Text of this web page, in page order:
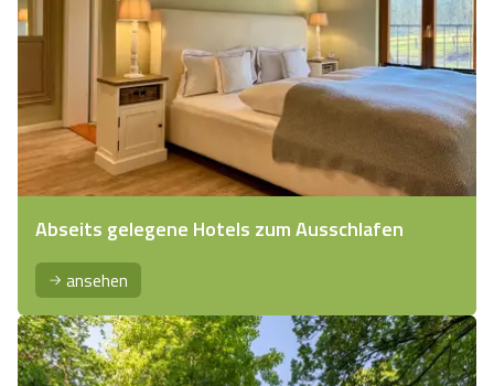
Abseits gelegene Hotels zum Ausschlafen
ansehen